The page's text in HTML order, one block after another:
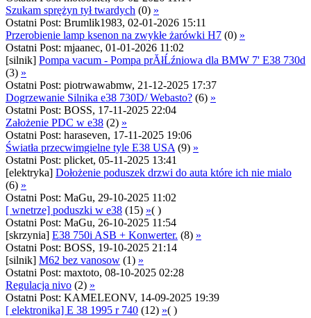
Szukam sprężyn tył twardych (0) »
Ostatni Post: Brumlik1983, 02-01-2026 15:11
Przerobienie lamp ksenon na zwykłe żarówki H7 (0) »
Ostatni Post: mjaanec, 01-01-2026 11:02
[silnik] Pompa vacum - Pompa prĂłĹźniowa dla BMW 7' E38 730d
(3) »
Ostatni Post: piotrwawabmw, 21-12-2025 17:37
Dogrzewanie Silnika e38 730D/ Webasto? (6) »
Ostatni Post: BOSS, 17-11-2025 22:04
Założenie PDC w e38 (2) »
Ostatni Post: haraseven, 17-11-2025 19:06
Światła przecwimgielne tyle E38 USA (9) »
Ostatni Post: plicket, 05-11-2025 13:41
[elektryka] Dołożenie poduszek drzwi do auta które ich nie mialo
(6) »
Ostatni Post: MaGu, 29-10-2025 11:02
[ wnetrze] poduszki w e38 (15) »( )
Ostatni Post: MaGu, 26-10-2025 11:54
[skrzynia] E38 750i ASB + Konwerter. (8) »
Ostatni Post: BOSS, 19-10-2025 21:14
[silnik] M62 bez vanosow (1) »
Ostatni Post: maxtoto, 08-10-2025 02:28
Regulacja nivo (2) »
Ostatni Post: KAMELEONV, 14-09-2025 19:39
[ elektronika] E 38 1995 r 740 (12) »( )